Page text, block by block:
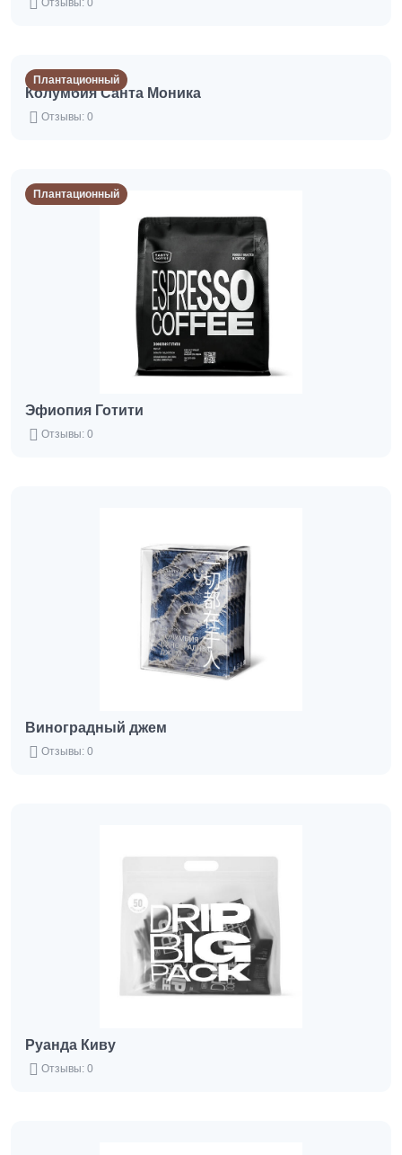
Отзывы: 0
Плантационный
Колумбия Санта Моника
Отзывы: 0
Плантационный
Эфиопия Готити
Отзывы: 0
Виноградный джем
Отзывы: 0
Руанда Киву
Отзывы: 0